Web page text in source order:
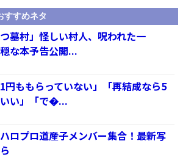
すめネタ
墓村」怪しい村人、呪われた一
本予告公開...
1円ももらっていない」「再結成なら5
い」「で�...
ハロプロ道産子メンバー集合！最新写